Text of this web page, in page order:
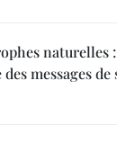
naturelles
des messages